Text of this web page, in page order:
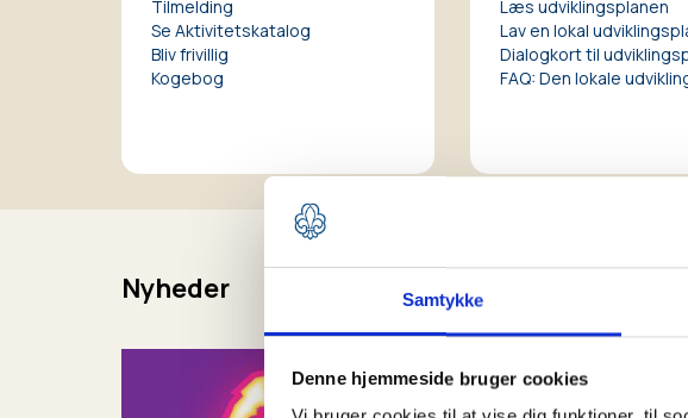
Samtykke
Denne hjemmeside bruger cookies
Tilmelding
Se Aktivitetskatalog
Bliv frivillig
Kogebog
Læs udviklingsplanen
Lav en lokal
Dialogkort til
FAQ: Den lokale
Nyheder